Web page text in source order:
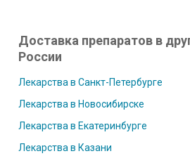
Доставка препаратов в
России
Лекарства в Санкт-Петербурге
Лекарства в Новосибирске
Лекарства в Екатеринбурге
Лекарства в Казани